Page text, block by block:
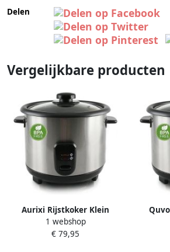
Delen
Vergelijkbare producten
Aurixi Rijstkoker Klein
Rijstkoker Met Stomer –
Rijstkokers Stoomkoker Met
1 webshop
€ 79,95